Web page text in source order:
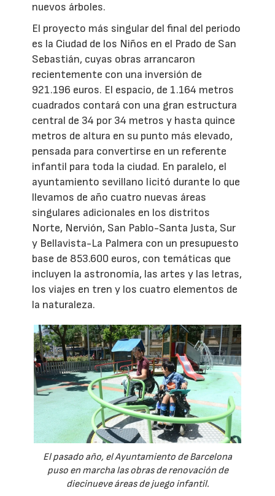
nuevos árboles.
El proyecto más singular del final del periodo
es la Ciudad de los Niños en el Prado de San
Sebastián, cuyas obras arrancaron
recientemente con una inversión de
921.196 euros. El espacio, de 1.164 metros
cuadrados contará con una gran estructura
central de 34 por 34 metros y hasta quince
metros de altura en su punto más elevado,
pensada para convertirse en un referente
infantil para toda la ciudad. En paralelo, el
ayuntamiento sevillano licitó durante lo que
llevamos de año cuatro nuevas áreas
singulares adicionales en los distritos
Norte, Nervión, San Pablo-Santa Justa, Sur
y Bellavista-La Palmera con un presupuesto
base de 853.600 euros, con temáticas que
incluyen la astronomía, las artes y las letras,
los viajes en tren y los cuatro elementos de
la naturaleza.
El pasado año, el Ayuntamiento de Barcelona
puso en marcha las obras de renovación de
diecinueve áreas de juego infantil.